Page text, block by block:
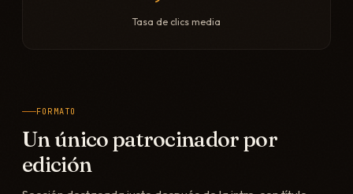
Tasa de clics media
FORMATO
Un único patrocinador por
edición